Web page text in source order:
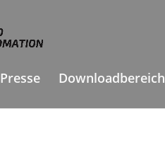
Presse Downloadbereich